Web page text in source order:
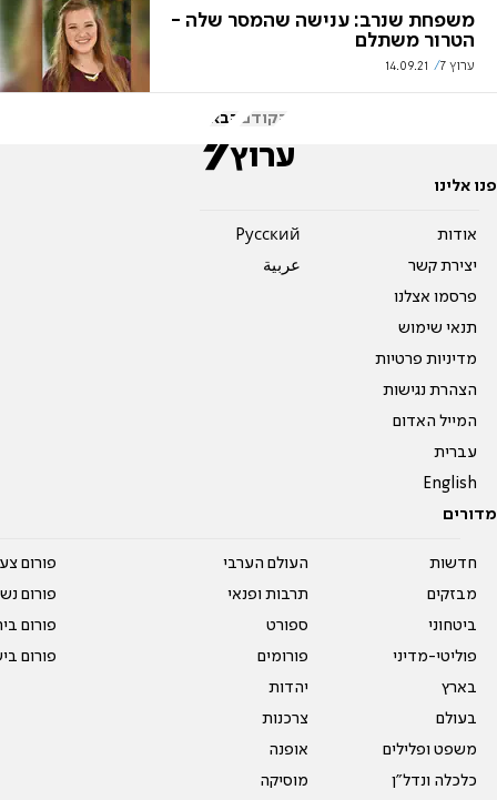
משפחת שנרב: ענישה שהמסר שלה -
הטרור משתלם
ערוץ 7 14.09.21
הקודם הבא
פנו אלינו
אודות
יצירת קשר
פרסמו אצלנו
תנאי שימוש
מדיניות פרטיות
הצהרת נגישות
המייל האדום
עברית
English
Pусский
عربية
מדורים
חדשות
מבזקים
ביטחוני
פוליטי-מדיני
בארץ
בעולם
משפט ופלילים
כלכלה ונדל"ן
העולם הערבי
תרבות ופנאי
ספורט
פורומים
יהדות
צרכנות
אופנה
מוסיקה
פורום
פורום
פורום
פורום